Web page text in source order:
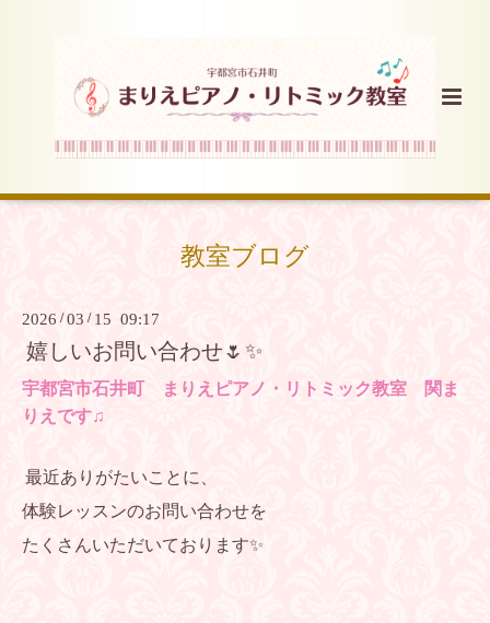
教室ブログ
2026 /03 / 15 09:17
嬉しいお問い合わせ🌷✨
宇都宮市石井町 まりえピアノ・リトミック教室 関ま
りえです♫
最近ありがたいことに、
体験レッスンのお問い合わせを
たくさんいただいております✨